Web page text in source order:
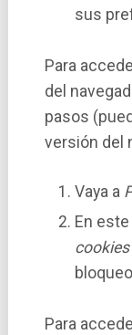
sus
Para
del
pasos
versión del
Vaya a
En
cookies
Para